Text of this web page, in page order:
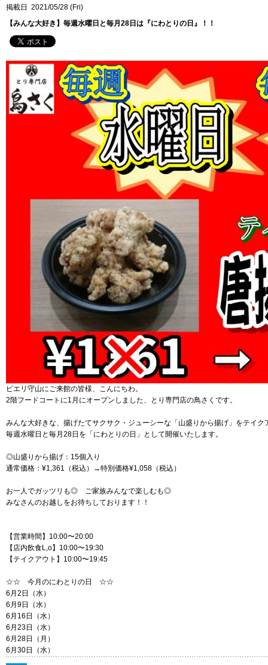
掲載日 2021/05/28 (Fri)
【みんな大好き】毎週水曜日と毎月28日は『にわとりの日』！！
ピエリ守山にご来館の皆様、こんにちわ。
2階フードコートに1月にオープンしました、とり専門店の鳥さくです。
みんな大好きな、揚げたてサクサク・ジューシーな「山盛りから揚げ」をテイ
毎週水曜日と毎月28日を「にわとりの日」として開催いたします。
◎山盛りから揚げ：15個入り
通常価格：¥1,361（税込）→特別価格¥1,058（税込）
お一人でガッツリも◎ ご家族みんなで楽しむも◎
みなさんのお越しをお待ちしております！！
【営業時間】10:00〜20:00
【店内飲食L,o】10:00〜19:30
【テイクアウト】10:00〜19:45
☆☆ 今月のにわとりの日 ☆☆
6月2日（水）
6月9日（水）
6月16日（水）
6月23日（水）
6月28日（月）
6月30日（水）